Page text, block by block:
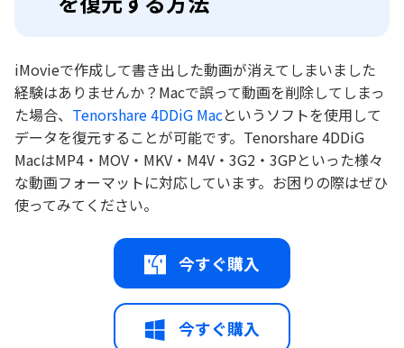
iMovieで作成して書き出した動画が消えてしまいました
経験はありませんか？Macで誤って動画を削除してしまっ
た場合、 Tenorshare 4DDiG Macというソフトを使用して
データを復元することが可能です。Tenorshare 4DDiG
MacはMP4・MOV・MKV・M4V・3G2・3GPといった様々
な動画フォーマットに対応しています。お困りの際はぜひ
使ってみてください。
今すぐ購入
今すぐ購入